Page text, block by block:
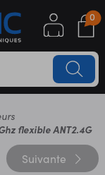
0
flexible ANT2.4G
Suivante